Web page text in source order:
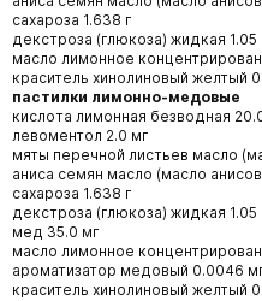
сахароза 1.638 г
декстроза (глюкоза) жидкая 1.05
масло лимонное
краситель хинолиновый желтый
пастилки лимонно-медовые
кислота лимонная безводная
левоментол 2.0 мг
мяты перечной листьев масло
аниса семян масло (масло
сахароза 1.638 г
декстроза (глюкоза) жидкая 1.05
мед 35.0 мг
масло лимонное
ароматизатор медовый 0.0046
краситель хинолиновый желтый